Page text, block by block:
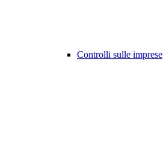
Controlli sulle imprese